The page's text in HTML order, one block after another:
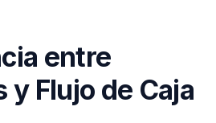
entre
y Flujo de Caja